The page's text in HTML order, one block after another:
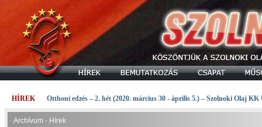
HÍREK Otthoni edzés – 2. hét (2020. március 30 - április 5.) – Szolnoki Olaj KK
Archívum - Hírek